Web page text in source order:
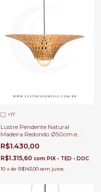
+17
Lustre Pendente Natural
Madeira Redondo Ø50cm e
Ø70cm 1x E-27 Para Sala de
Jantar e Estar | Linha Carimbó
R$1.430,00
R$1.315,60 com PIX • TED • DOC
10 x de R$143,00 sem juros